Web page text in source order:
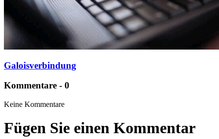
Galoisverbindung
Kommentare - 0
Keine Kommentare
Fügen Sie einen Kommentar